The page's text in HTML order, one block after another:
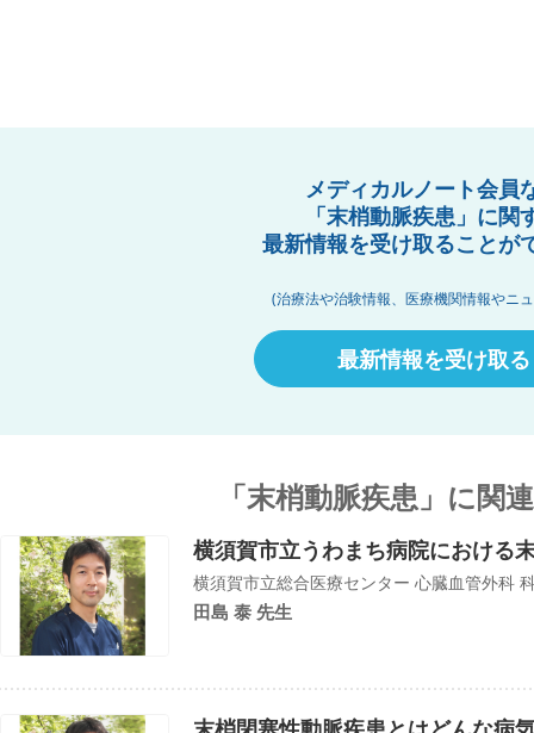
メディカルノート会員
「末梢動脈疾患」に関
最新情報を受け取ることが
(治療法や治験情報、医療機関情報やニ
最新情報を受け取る
「末梢動脈疾患」に関
横須賀市立うわまち病院における
横須賀市立総合医療センター 心臓血管外科
田島 泰 先生